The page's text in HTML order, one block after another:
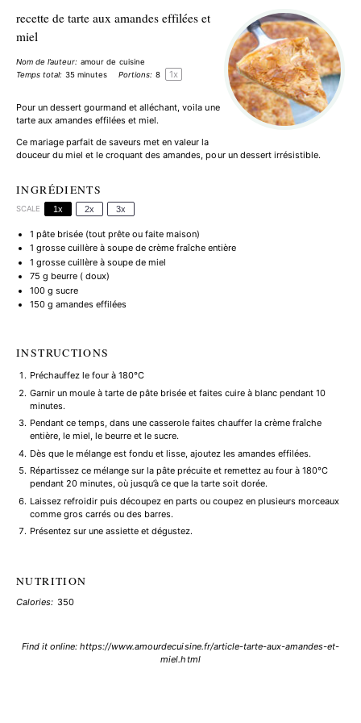
recette de tarte aux amandes effilées et
miel
Nom de l’auteur: amour de cuisine
Temps total: 35 minutes Portions: 8 1x
Pour un dessert gourmand et alléchant, voila une
tarte aux amandes effilées et miel.
Ce mariage parfait de saveurs met en valeur la
douceur du miel et le croquant des amandes, pour un dessert irrésistible.
INGRÉDIENTS
SCALE 1x 2x 3x
1 pâte brisée (tout prête ou faite maison)
1 grosse cuillère à soupe de crème fraîche entière
1 grosse cuillère à soupe de miel
75 g beurre ( doux)
100 g sucre
150 g amandes effilées
INSTRUCTIONS
Préchauffez le four à 180°C
Garnir un moule à tarte de pâte brisée et faites cuire à blanc pendant 10
minutes.
Pendant ce temps, dans une casserole faites chauffer la crème fraîche
entière, le miel, le beurre et le sucre.
Dès que le mélange est fondu et lisse, ajoutez les amandes effilées.
Répartissez ce mélange sur la pâte précuite et remettez au four à 180°C
pendant 20 minutes, où jusqu’à ce que la tarte soit dorée.
Laissez refroidir puis découpez en parts ou coupez en plusieurs morceaux
comme gros carrés ou des barres.
Présentez sur une assiette et dégustez.
NUTRITION
Calories: 350
Find it online:https://www.amourdecuisine.fr/article-tarte-aux-amandes-et-
miel.html